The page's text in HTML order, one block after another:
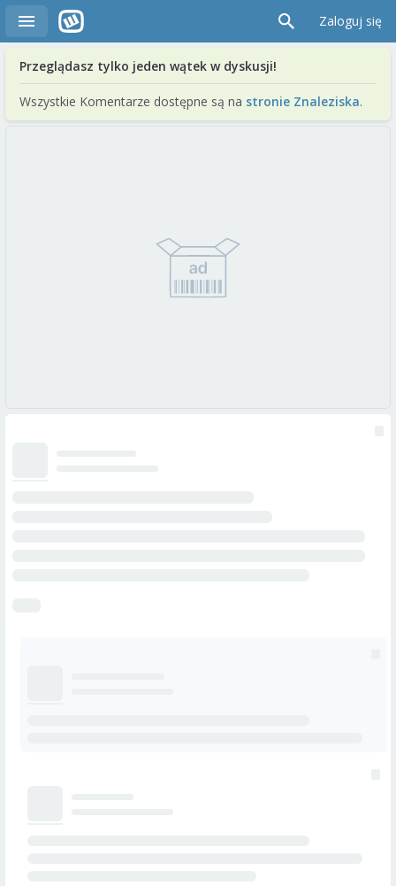
Zaloguj się
Przeglądasz tylko jeden wątek w dyskusji!
Wszystkie Komentarze dostępne są na stronie Znaleziska.